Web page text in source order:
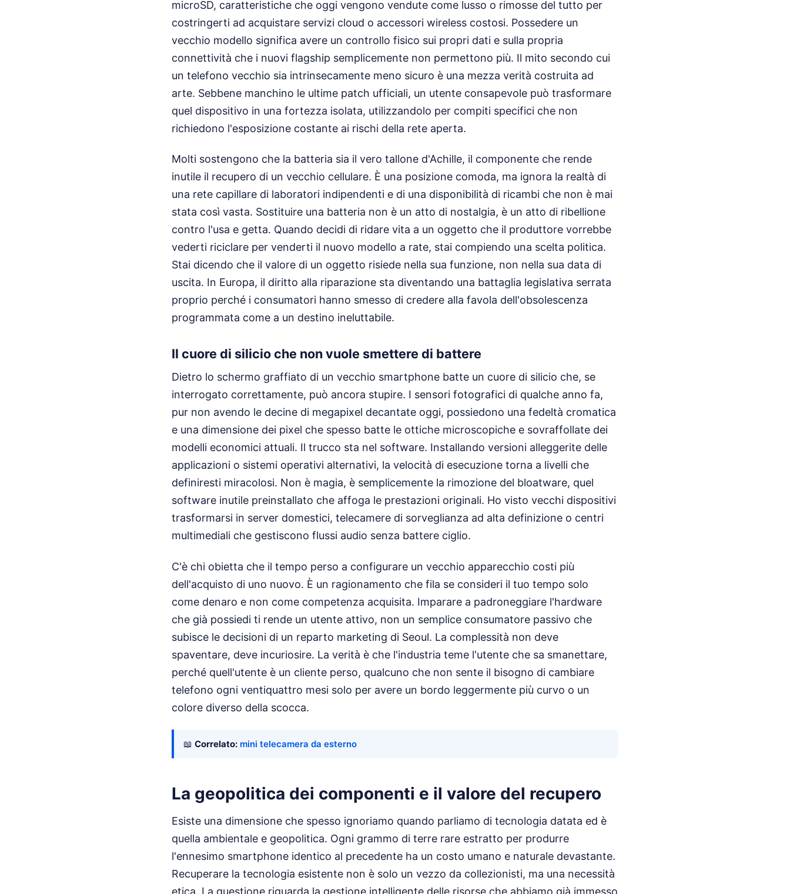
microSD, caratteristiche che oggi vengono vendute come lusso o rimosse del tutto per
costringerti ad acquistare servizi cloud o accessori wireless costosi. Possedere un
vecchio modello significa avere un controllo fisico sui propri dati e sulla propria
connettività che i nuovi flagship semplicemente non permettono più. Il mito secondo cui
un telefono vecchio sia intrinsecamente meno sicuro è una mezza verità costruita ad
arte. Sebbene manchino le ultime patch ufficiali, un utente consapevole può trasformare
quel dispositivo in una fortezza isolata, utilizzandolo per compiti specifici che non
richiedono l'esposizione costante ai rischi della rete aperta.
Molti sostengono che la batteria sia il vero tallone d'Achille, il componente che rende
inutile il recupero di un vecchio cellulare. È una posizione comoda, ma ignora la realtà di
una rete capillare di laboratori indipendenti e di una disponibilità di ricambi che non è mai
stata così vasta. Sostituire una batteria non è un atto di nostalgia, è un atto di ribellione
contro l'usa e getta. Quando decidi di ridare vita a un oggetto che il produttore vorrebbe
vederti riciclare per venderti il nuovo modello a rate, stai compiendo una scelta politica.
Stai dicendo che il valore di un oggetto risiede nella sua funzione, non nella sua data di
uscita. In Europa, il diritto alla riparazione sta diventando una battaglia legislativa serrata
proprio perché i consumatori hanno smesso di credere alla favola dell'obsolescenza
programmata come a un destino ineluttabile.
Il cuore di silicio che non vuole smettere di battere
Dietro lo schermo graffiato di un vecchio smartphone batte un cuore di silicio che, se
interrogato correttamente, può ancora stupire. I sensori fotografici di qualche anno fa,
pur non avendo le decine di megapixel decantate oggi, possiedono una fedeltà cromatica
e una dimensione dei pixel che spesso batte le ottiche microscopiche e sovraffollate dei
modelli economici attuali. Il trucco sta nel software. Installando versioni alleggerite delle
applicazioni o sistemi operativi alternativi, la velocità di esecuzione torna a livelli che
definiresti miracolosi. Non è magia, è semplicemente la rimozione del bloatware, quel
software inutile preinstallato che affoga le prestazioni originali. Ho visto vecchi dispositivi
trasformarsi in server domestici, telecamere di sorveglianza ad alta definizione o centri
multimediali che gestiscono flussi audio senza battere ciglio.
C'è chi obietta che il tempo perso a configurare un vecchio apparecchio costi più
dell'acquisto di uno nuovo. È un ragionamento che fila se consideri il tuo tempo solo
come denaro e non come competenza acquisita. Imparare a padroneggiare l'hardware
che già possiedi ti rende un utente attivo, non un semplice consumatore passivo che
subisce le decisioni di un reparto marketing di Seoul. La complessità non deve
spaventare, deve incuriosire. La verità è che l'industria teme l'utente che sa smanettare,
perché quell'utente è un cliente perso, qualcuno che non sente il bisogno di cambiare
telefono ogni ventiquattro mesi solo per avere un bordo leggermente più curvo o un
colore diverso della scocca.
📖 Correlato: mini telecamera da esterno
La geopolitica dei componenti e il valore del recupero
Esiste una dimensione che spesso ignoriamo quando parliamo di tecnologia datata ed è
quella ambientale e geopolitica. Ogni grammo di terre rare estratto per produrre
l'ennesimo smartphone identico al precedente ha un costo umano e naturale devastante.
Recuperare la tecnologia esistente non è solo un vezzo da collezionisti, ma una necessità
etica. La questione riguarda la gestione intelligente delle risorse che abbiamo già immesso